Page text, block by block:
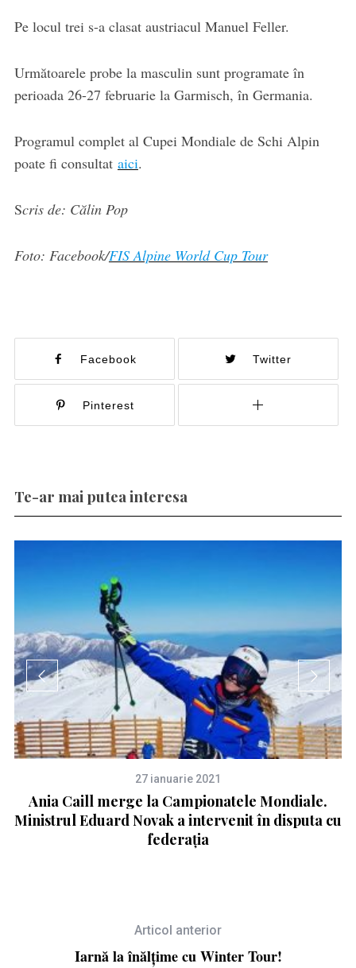
Pe locul trei s-a clasat austriacul Manuel Feller.
Următoarele probe la masculin sunt programate în
perioada 26-27 februarie la Garmisch, în Germania.
Programul complet al Cupei Mondiale de Schi Alpin
poate fi consultat aici.
Scris de: Călin Pop
Foto: Facebook/FIS Alpine World Cup Tour
Facebook Twitter
Pinterest
Te-ar mai putea interesa
27 ianuarie 2021
Ania Caill merge la Campionatele Mondiale.
Ministrul Eduard Novak a intervenit în disputa cu
federația
Articol anterior
Iarnă la înălțime cu Winter Tour!